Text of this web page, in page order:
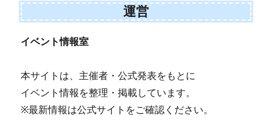
運営
イベント情報室
本サイトは、主催者・公式発表をもとに
イベント情報を整理・掲載しています。
※最新情報は公式サイトをご確認ください。